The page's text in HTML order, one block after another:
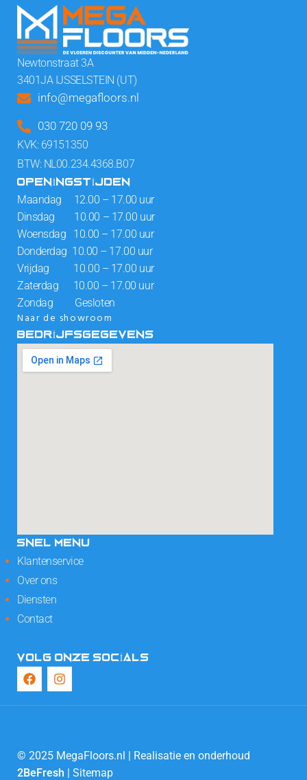
Newtonstraat 3A
3401JA IJSSELSTEIN (UT)
info@megafloors.nl
030 720 09 93
KVK: 69151350
BTW: NL00.234.4368.B07
OPENINGSTIJDEN
Maandag 12.00 – 17.00 uur
Dinsdag 10.00 – 17.00 uur
Woensdag 10.00 – 17.00 uur
Donderdag 10.00 – 17.00 uur
Vrijdag 10.00 – 17.00 uur
Zaterdag 10.00 – 17.00 uur
Zondag Gesloten
Naar de showroom
BEDRIJFSGEGEVENS
SNEL MENU
Klantenservice
Over ons
Diensten
Contact
VOLG ONZE SOCIALS
© 2025 MegaFloors.nl | Realisatie en onderhoud
2BeFresh | Sitemap